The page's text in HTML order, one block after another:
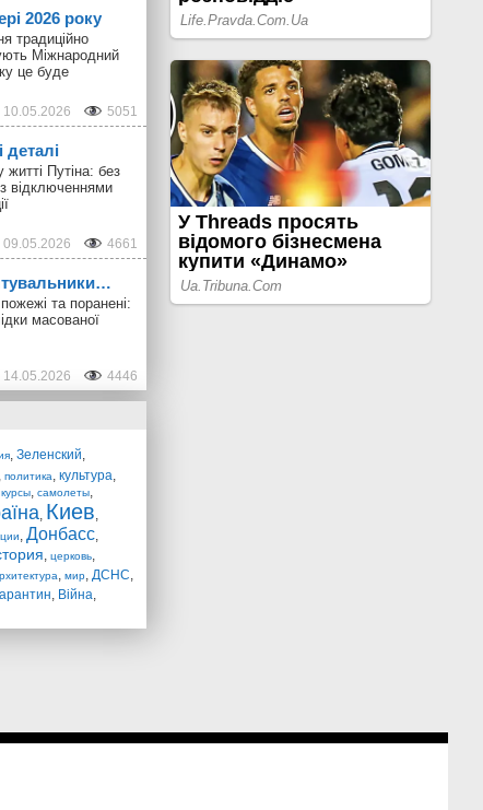
2026 року
традиційно
Міжнародний
це буде
10.05.2026 5051
деталі
Путіна: без
відключеннями
09.05.2026 4661
та поранені:
масованої
14.05.2026 4446
, Зеленский,
, политика, культура,
, самолеты,
, Киев,
, Донбасс,
, церковь,
, мир, ДСНС,
, Війна,